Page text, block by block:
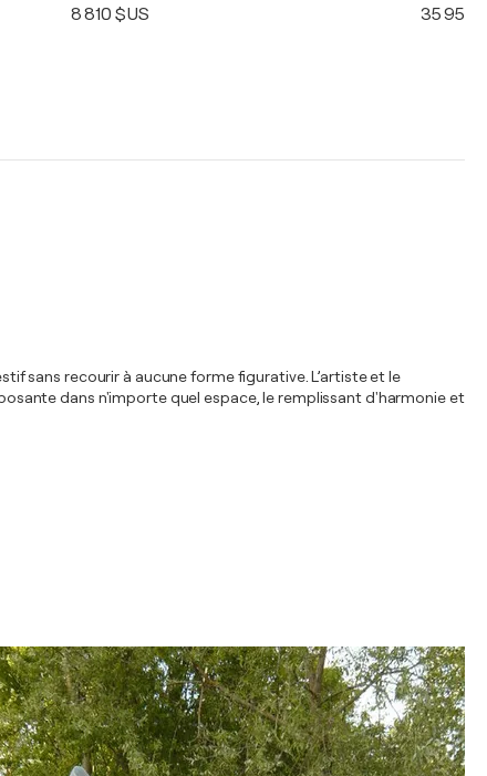
8 810 $US 35 950
sans recourir à aucune forme figurative. L’artiste et le
dans n'importe quel espace, le remplissant d'harmonie et